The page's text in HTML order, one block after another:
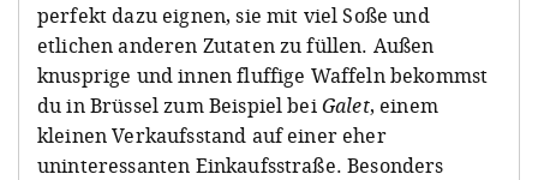
perfekt dazu eignen, sie mit viel Soße und
etlichen anderen Zutaten zu füllen. Außen
knusprige und innen fluffige Waffeln bekommst
du in Brüssel zum Beispiel beiGalet, einem
kleinen Verkaufsstand auf einer eher
uninteressanten Einkaufsstraße. Besonders